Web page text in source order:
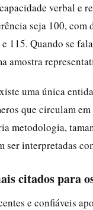
verbal e
seja 100, com
115. Quando se
amostra
uma única
que circulam
metodologia,
ser interpretadas
citados para
e confiáveis